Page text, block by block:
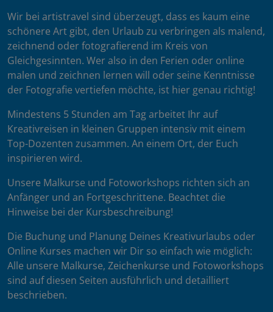
Wir bei artistravel sind überzeugt, dass es kaum eine
schönere Art gibt, den Urlaub zu verbringen als malend,
zeichnend oder fotografierend im Kreis von
Gleichgesinnten. Wer also in den Ferien oder online
malen und zeichnen lernen will oder seine Kenntnisse
der Fotografie vertiefen möchte, ist hier genau richtig!
Mindestens 5 Stunden am Tag arbeitet Ihr auf
Kreativreisen in kleinen Gruppen intensiv mit einem
Top-Dozenten zusammen. An einem Ort, der Euch
inspirieren wird.
Unsere Malkurse und Fotoworkshops richten sich an
Anfänger und an Fortgeschrittene. Beachtet die
Hinweise bei der Kursbeschreibung!
Die Buchung und Planung Deines Kreativurlaubs oder
Online Kurses machen wir Dir so einfach wie möglich:
Alle unsere Malkurse, Zeichenkurse und Fotoworkshops
sind auf diesen Seiten ausführlich und detailliert
beschrieben.